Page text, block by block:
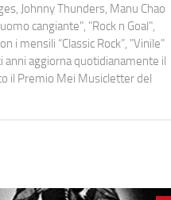
Johnny Thunders, Manu Chao
cangiante", "Rock n Goal",
i mensili “Classic Rock”, "Vinile"
anni aggiorna quotidianamente il
il Premio Mei Musicletter del